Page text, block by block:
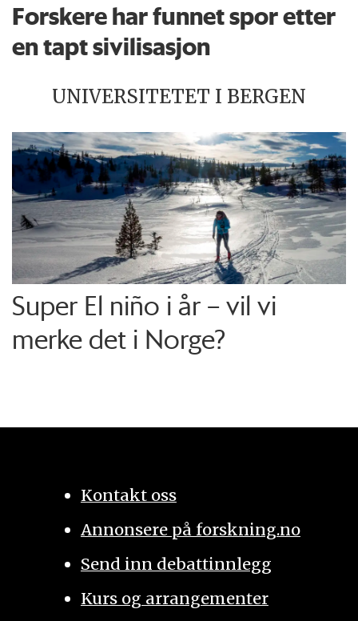
Forskere har funnet spor etter
en tapt sivilisasjon
UNIVERSITETET I BERGEN
Super El niño i år – vil vi
merke det i Norge?
Kontakt oss
Annonsere på forskning.no
Send inn debattinnlegg
Kurs og arrangementer